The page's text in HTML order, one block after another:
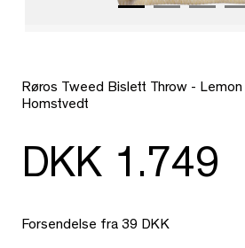
Røros Tweed Bislett Throw - Lemon
Homstvedt
DKK 1.749
Forsendelse fra 39 DKK